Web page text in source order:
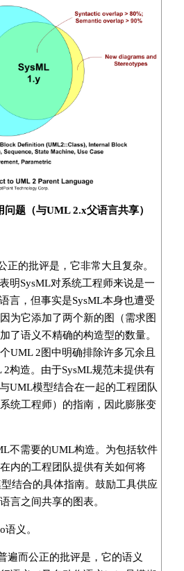
题（与UML 2.x父语言共享）
正的批评是，它非常大且复杂。
明SysML对系统工程师来说是一
言，但事实是SysML本身也遭受
为它添加了两个新的图（需求图
了语义不精确的构造型的数量。
UML 2图中明确排除许多冗余且
2构造。由于SysML规范未提供有
UML模型结合在一起的工程团队
统工程师）的指南，因此膨胀变
不需要的UML构造。为包括软件
内的工程团队提供有关如何将
结合的具体指南。鼓励工具供应
言之间共享的图表。
义。
遍而公正的批评是，它的语义